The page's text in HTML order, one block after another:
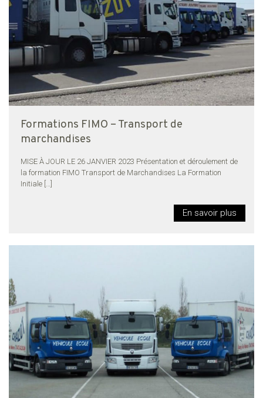
Formations FIMO – Transport de
marchandises
MISE À JOUR LE 26 JANVIER 2023 Présentation et déroulement de
la formation FIMO Transport de Marchandises La Formation
Initiale […]
En savoir plus